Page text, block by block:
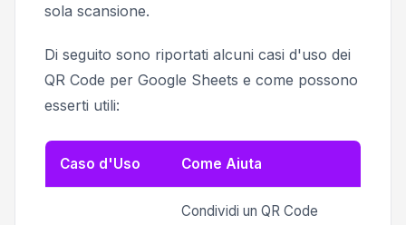
sola scansione.
Di seguito sono riportati alcuni casi d'uso dei
QR Code per Google Sheets e come possono
esserti utili:
Caso d'Uso Come Aiuta
Condividi un QR Code